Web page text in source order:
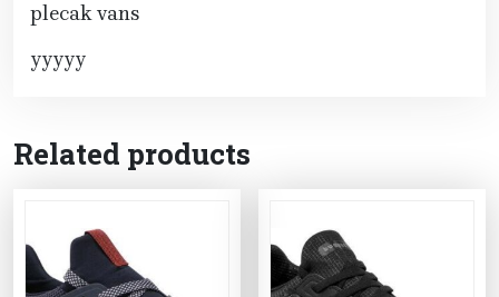
plecak vans
yyyyy
Related products